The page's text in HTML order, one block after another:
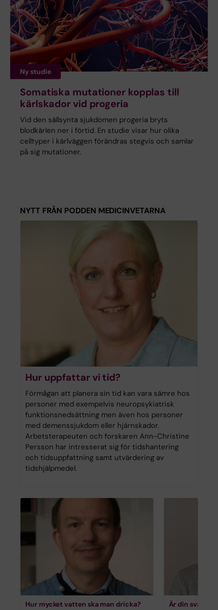
Ny studie
Somatiska mutationer kopplas till
kärlskador vid progeria
Vid den sällsynta sjukdomen progeria bryts
blodkärlen ner i förtid. En studie visar hur olika
celltyper i kärlväggen förändras stegvis och samlar
på sig mutationer.
NYTT FRÅN PODDEN MEDICINVETARNA
Hur uppfattar vi tid?
Förmågan att planera sin tid kan vara sämre hos
personer med exempelvis neuropsykiatrisk
funktionsnedsättning men även hos personer
med demenssjukdom eller hjärnskador.
Arbetsterapeuten och forskaren Ann-Christine
Persson har intresserat sig för tidshantering
och tidsuppfattning samt utvärdering av
tidshjälpmedel.
Hur mycket vatten ska man dricka? Är din